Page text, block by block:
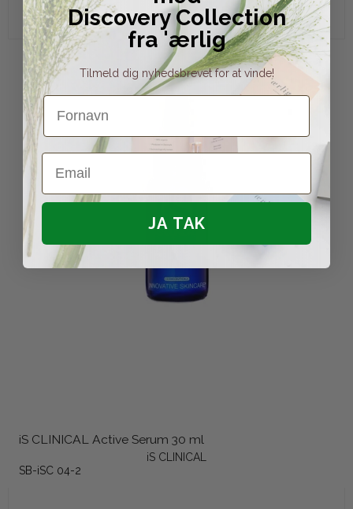
iS CLINICAL Active Serum 30 ml
iS CLINICAL
SB-iSC 04-2
Discovery Collection
fra 'ærlig
Tilmeld dig nyhedsbrevet for at vinde!
Fornavn
Email
JA TAK